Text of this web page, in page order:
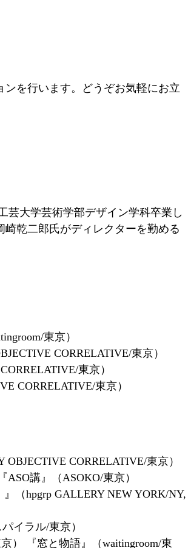
を行います。どうぞお気軽にお立
芸大学芸術学部デザイン学科卒業し
崎乾二郎氏がディレクターを勤める
東京）
CORRELATIVE/東京）
東京）
CORRELATIVE/東京）
CORRELATIVE/東京）
講』（ASOKO/東京）
hpgrp GALLERY NEW YORK/NY,
イラル/東京）
『窓と物語』（waitingroom/東